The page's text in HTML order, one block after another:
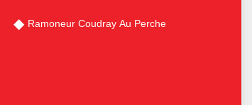
Ramoneur Coudray Au Perche